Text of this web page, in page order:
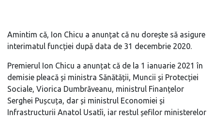
Amintim că, Ion Chicu a anunțat că nu dorește să asigure
interimatul funcției după data de 31 decembrie 2020.
Premierul Ion Chicu a anunțat că de la 1 ianuarie 2021 în
demisie pleacă și ministra Sănătății, Muncii și Protecției
Sociale, Viorica Dumbrăveanu, ministrul Finanțelor
Serghei Pușcuța, dar și ministrul Economiei și
Infrastructurii Anatol Usatîi, iar restul șefilor ministerelor